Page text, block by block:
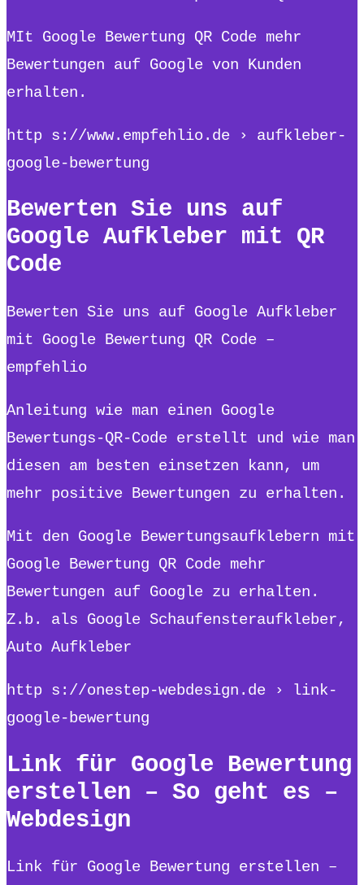
MIt Google Bewertung QR Code mehr
Bewertungen auf Google von Kunden
erhalten.
http s://www.empfehlio.de › aufkleber-
google-bewertung
Bewerten Sie uns auf
Google Aufkleber mit QR
Code
Bewerten Sie uns auf Google Aufkleber
mit Google Bewertung QR Code –
empfehlio
Anleitung wie man einen Google
Bewertungs-QR-Code erstellt und wie man
diesen am besten einsetzen kann, um
mehr positive Bewertungen zu erhalten.
Mit den Google Bewertungsaufklebern mit
Google Bewertung QR Code mehr
Bewertungen auf Google zu erhalten.
Z.b. als Google Schaufensteraufkleber,
Auto Aufkleber
http s://onestep-webdesign.de › link-
google-bewertung
Link für Google Bewertung
erstellen – So geht es –
Webdesign
Link für Google Bewertung erstellen –